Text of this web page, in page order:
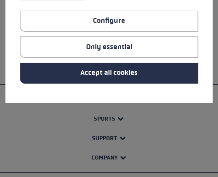
SAFETY INSTRUCTIONS
SPORTS
SUPPORT
COMPANY
Configure
Only essential
Accept all cookies